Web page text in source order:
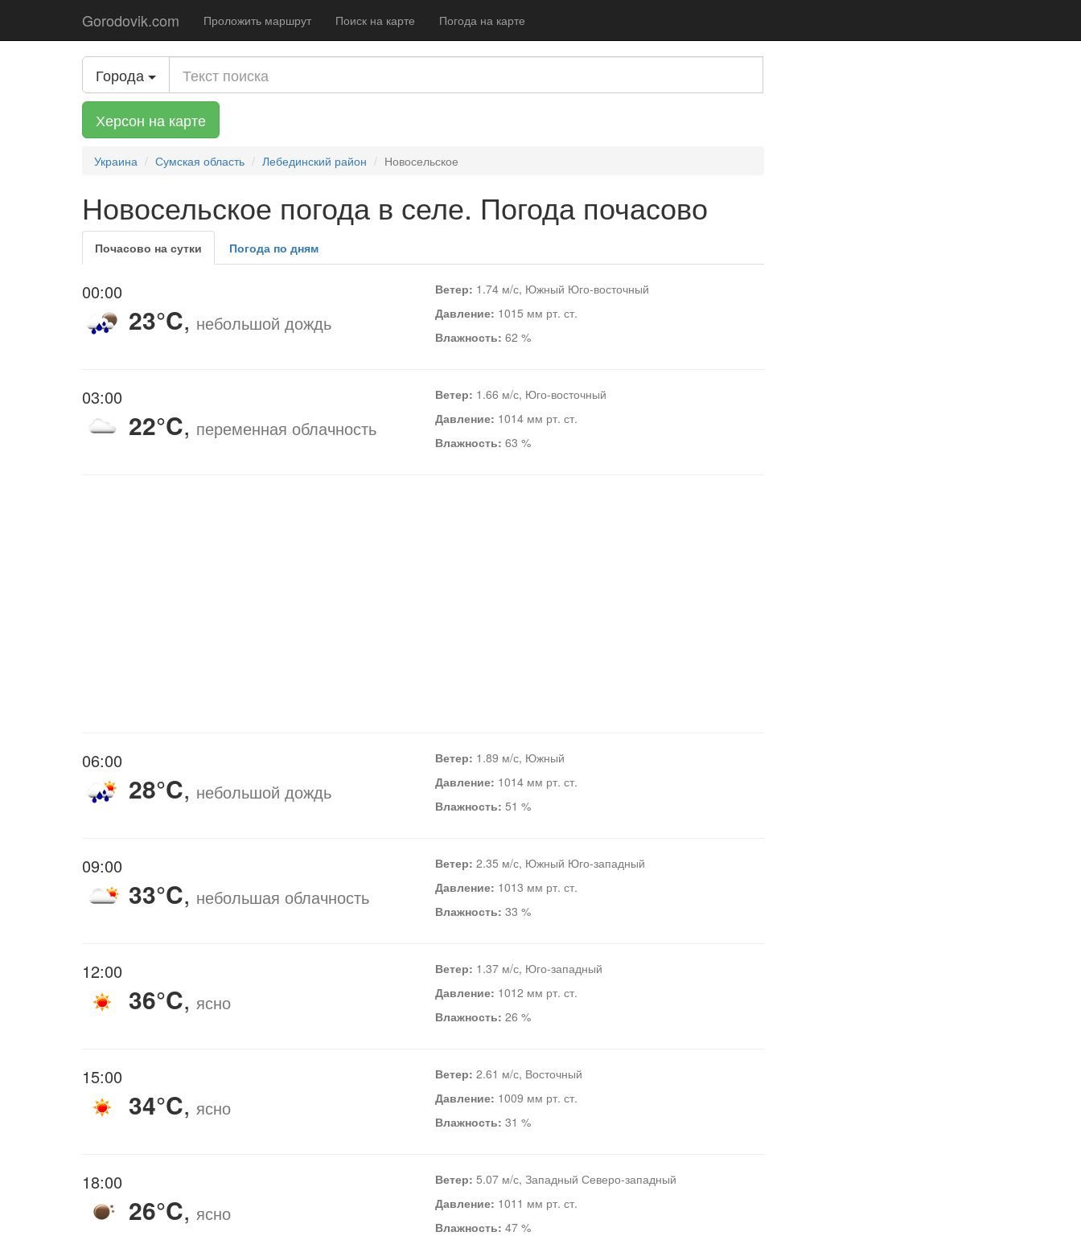
Gorodovik.com Проложить маршрут Поиск на карте Погода на карте
Города
Херсон на карте
Украина Сумская область Лебединский район Новосельское
Новосельское погода в селе. Погода почасово
Почасово на сутки Погода по дням
00:00
23°C, небольшой дождь
Ветер: 1.74 м/с, Южный Юго-восточный
Давление: 1015 мм рт. ст.
Влажность: 62 %
03:00
22°C, переменная облачность
Ветер: 1.66 м/с, Юго-восточный
Давление: 1014 мм рт. ст.
Влажность: 63 %
06:00
28°C, небольшой дождь
Ветер: 1.89 м/с, Южный
Давление: 1014 мм рт. ст.
Влажность: 51 %
09:00
33°C, небольшая облачность
Ветер: 2.35 м/с, Южный Юго-западный
Давление: 1013 мм рт. ст.
Влажность: 33 %
12:00
36°C, ясно
Ветер: 1.37 м/с, Юго-западный
Давление: 1012 мм рт. ст.
Влажность: 26 %
15:00
34°C, ясно
Ветер: 2.61 м/с, Восточный
Давление: 1009 мм рт. ст.
Влажность: 31 %
18:00
26°C, ясно
Ветер: 5.07 м/с, Западный Северо-западный
Давление: 1011 мм рт. ст.
Влажность: 47 %